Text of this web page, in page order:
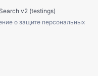
v2 (testings)
о защите персональных